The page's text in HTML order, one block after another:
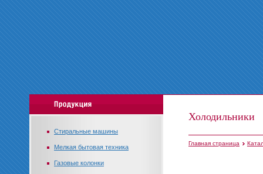
Стиральные машины
Мелкая бытовая техника
Газовые колонки
Холодильники
Главная страница